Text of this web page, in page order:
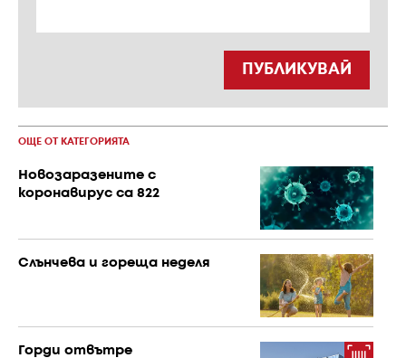
ПУБЛИКУВАЙ
ОЩЕ ОТ КАТЕГОРИЯТА
Новозаразените с
коронавирус са 822
Слънчева и гореща неделя
Горди отвътре